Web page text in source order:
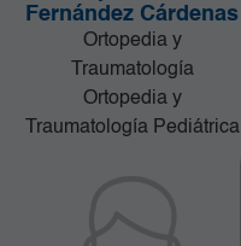
Fernández Cárdenas
Ortopedia y
Traumatología
Ortopedia y
Traumatología Pediátrica